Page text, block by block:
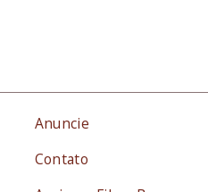
Anuncie
Contato